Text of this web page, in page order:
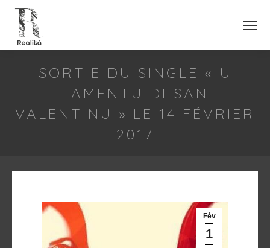
SORTIE DU SINGLE « U
LAMENTU DI SAN
VALENTINU » LE 14 FÉVRIER
2017
Fév
1